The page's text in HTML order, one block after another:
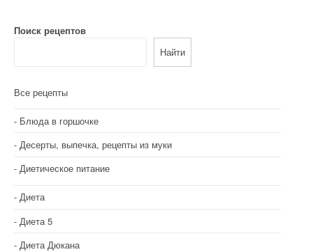
Поиск рецептов
Найти
Все рецепты
Блюда в горшочке
Десерты, выпечка, рецепты из муки
Диетическое питание
Диета
Диета 5
Диета Дюкана